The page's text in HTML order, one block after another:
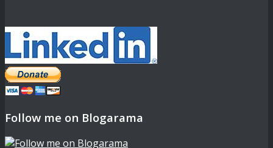
Follow me on Blogarama